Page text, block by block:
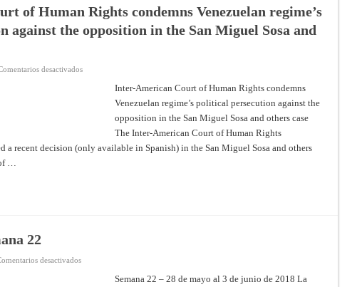
of Human Rights condemns Venezuelan regime’s
against the opposition in the San Miguel Sosa and
desactivadosen
condemns
Venezuelan
regime’s
political
Inter-American Court of Human Rights condemns
Venezuelan regime’s political persecution against the
opposition in the San Miguel Sosa and others case
The Inter-American Court of Human Rights
a recent decision (only available in Spanish) in the San Miguel Sosa and others
…
22
desactivadosen
Semana 22 – 28 de mayo al 3 de junio de 2018 La